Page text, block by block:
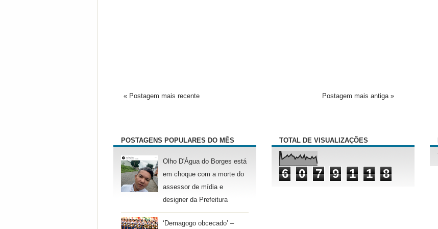
« Postagem mais recente Postagem mais antiga »
POSTAGENS POPULARES DO MÊS
Olho D'Água do Borges está
em choque com a morte do
assessor de mídia e
designer da Prefeitura
‘Demagogo obcecado’ –
TOTAL DE VISUALIZAÇÕES
6 0 7 9 1 1 8